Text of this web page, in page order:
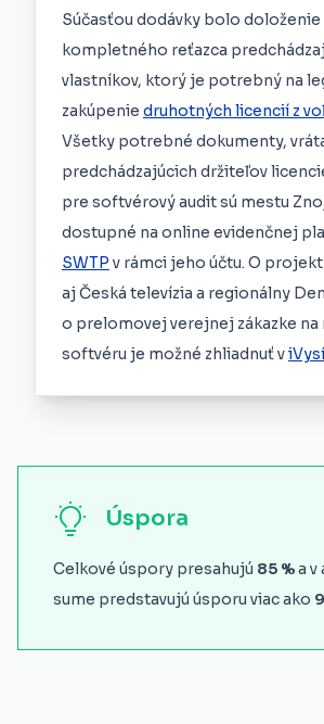
Súčasťou dodávky bolo doloženie
kompletného reťazca
vlastníkov, ktorý je potrebný na
zakúpenie druhotných licencií z
Všetky potrebné dokumenty,
predchádzajúcich držiteľov
pre softvérový audit sú mestu
dostupné na online evidenčnej
SWTP v rámci jeho účtu. O projekt
aj Česká televízia a regionálny
o prelomovej verejnej zákazke na
softvéru je možné zhliadnuť v
Úspora
Celkové úspory presahujú 85 %a
sume predstavujú úsporu viac ako